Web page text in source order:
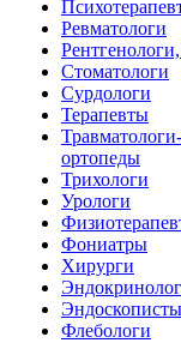
Ревматологи
Стоматологи
Сурдологи
Терапевты
Травматологи-
ортопеды
Трихологи
Урологи
Фониатры
Хирурги
Эндоскописты
Флебологи